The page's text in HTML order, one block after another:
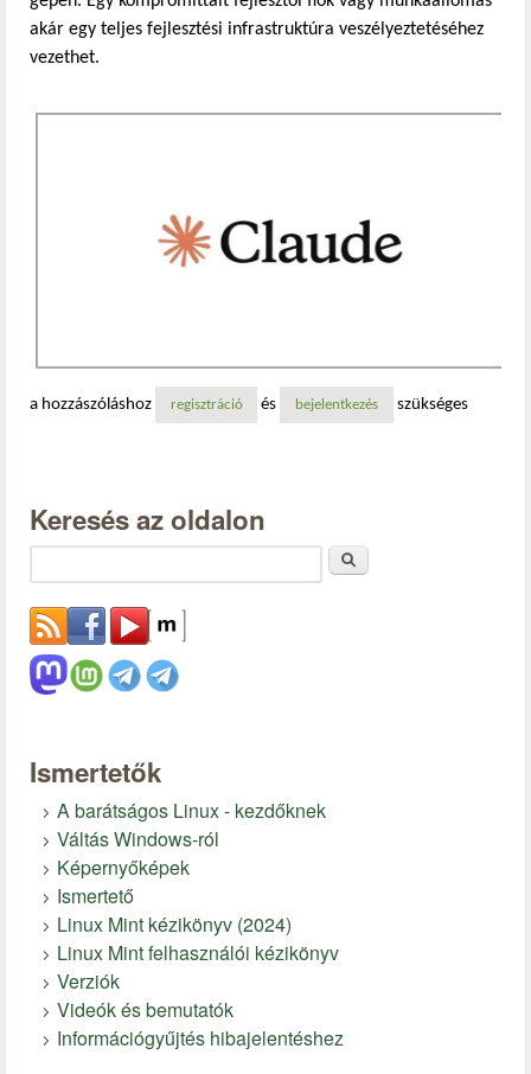
akár egy teljes fejlesztési infrastruktúra veszélyeztetéséhez
vezethet.
a hozzászóláshoz regisztráció és bejelentkezés szükséges
Keresés az oldalon
Ismertetők
A barátságos Linux - kezdőknek
Váltás Windows-ról
Képernyőképek
Ismertető
Linux Mint kézikönyv (2024)
Linux Mint felhasználói kézikönyv
Verziók
Videók és bemutatók
Információgyűjtés hibajelentéshez